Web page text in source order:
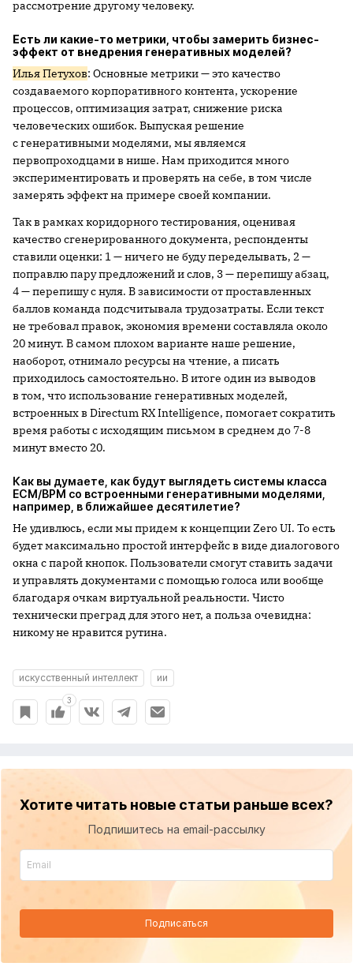
рассмотрение другому человеку.
Есть ли какие-то метрики, чтобы замерить бизнес-
эффект от внедрения генеративных моделей?
Илья Петухов: Основные метрики — это качество
создаваемого корпоративного контента, ускорение
процессов, оптимизация затрат, снижение риска
человеческих ошибок. Выпуская решение
с генеративными моделями, мы являемся
первопроходцами в нише. Нам приходится много
экспериментировать и проверять на себе, в том числе
замерять эффект на примере своей компании.
Так в рамках коридорного тестирования, оценивая
качество сгенерированного документа, респонденты
ставили оценки: 1 — ничего не буду переделывать, 2 —
поправлю пару предложений и слов, 3 — перепишу абзац,
4 — перепишу с нуля. В зависимости от проставленных
баллов команда подсчитывала трудозатраты. Если текст
не требовал правок, экономия времени составляла около
20 минут. В самом плохом варианте наше решение,
наоборот, отнимало ресурсы на чтение, а писать
приходилось самостоятельно. В итоге один из выводов
в том, что использование генеративных моделей,
встроенных в Directum RX Intelligence, помогает сократить
время работы с исходящим письмом в среднем до 7-8
минут вместо 20.
Как вы думаете, как будут выглядеть системы класса
ECM/BPM со встроенными генеративными моделями,
например, в ближайшее десятилетие?
Не удивлюсь, если мы придем к концепции Zero UI. То есть
будет максимально простой интерфейс в виде диалогового
окна с парой кнопок. Пользователи смогут ставить задачи
и управлять документами с помощью голоса или вообще
благодаря очкам виртуальной реальности. Чисто
технически преград для этого нет, а польза очевидна:
никому не нравится рутина.
искусственный интеллект ии
3
Хотите читать новые статьи раньше всех?
Подпишитесь на email-рассылку
Подписаться